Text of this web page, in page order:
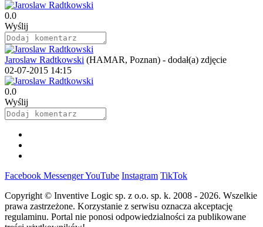
0.0
Wyślij
Jaroslaw Radtkowski (HAMAR, Poznan) - dodał(a) zdjęcie
02-07-2015 14:15
0.0
Wyślij
Facebook MessengerYouTube Instagram TikTok
Copyright © Inventive Logic sp. z o.o. sp. k. 2008 - 2026. Wszelkie
prawa zastrzeżone. Korzystanie z serwisu oznacza akceptację
regulaminu. Portal nie ponosi odpowiedzialności za publikowane